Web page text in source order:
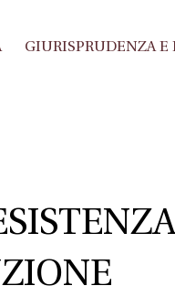
GIURISPRUDENZA